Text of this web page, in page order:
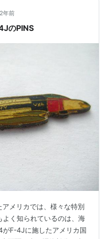
2年前
のPINS
メリカでは、様々な特別
く知られているのは、海
がF-4Jに施したアメリカ国